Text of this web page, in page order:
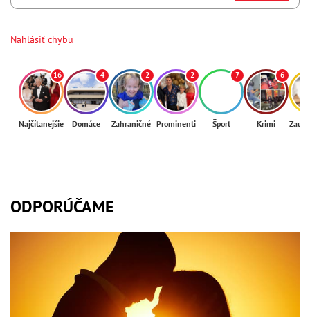
Nahlásiť chybu
16
Najčítanejšie
4
Domáce
2
Zahraničné
2
Prominenti
7
Šport
6
Krimi
ODPORÚČAME